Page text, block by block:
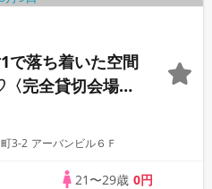
で落ち着いた空間
完全貸切会場〉
3-2 アーバンビル６Ｆ
21〜29歳 0円